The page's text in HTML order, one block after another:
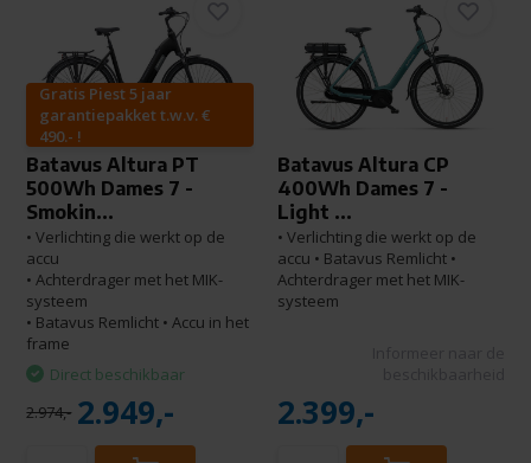
Gratis Piest 5 jaar
garantiepakket t.w.v. €
490.- !
Batavus Altura PT
500Wh Dames 7 -
Smokin...
• Verlichting die werkt op de
accu
• Achterdrager met het MIK-
systeem
• Batavus Remlicht • Accu in het
frame
Direct beschikbaar
2.974,- 2.949,-
Batavus Altura CP
400Wh Dames 7 -
Light ...
• Verlichting die werkt op de
accu • Batavus Remlicht •
Achterdrager met het MIK-
systeem
2.399,-